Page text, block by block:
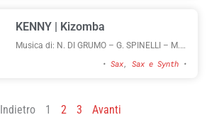
KENNY | Kizomba
Musica di: N. DI GRUMO – G. SPINELLI – M.
• Sax Sax e Synth •
Indietro 1 2 3 Avanti